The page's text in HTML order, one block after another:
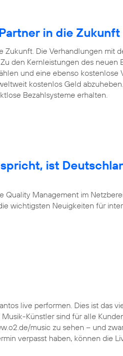
in die Zukunft
Zukunft. Die Verhandlungen mit
den Kernleistungen des neuen
und eine ebenso kostenlose
kostenlos Geld abzuheben.
Bezahlsysteme erhalten.
ist
Quality Management im
wichtigsten Neuigkeiten für
live performen. Dies ist das
Künstler sind für alle
music zu sehen – und
verpasst haben, können die